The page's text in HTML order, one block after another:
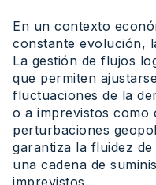
En un contexto
constante evolución,
La gestión de flujos
que permiten
fluctuaciones de la
o a imprevistos como
perturbaciones
garantiza la fluidez
una cadena de
imprevistos.